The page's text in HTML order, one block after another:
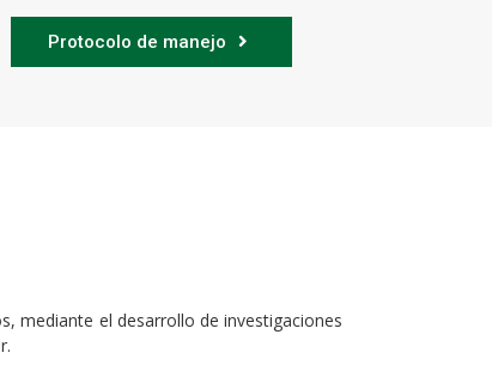
Protocolo de manejo
mediante el desarrollo de investigaciones